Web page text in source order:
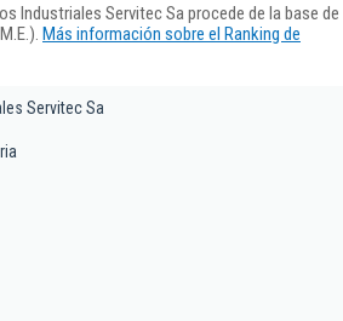
Industriales Servitec Sa procede de la base de
Más información sobre el Ranking de
Servitec Sa